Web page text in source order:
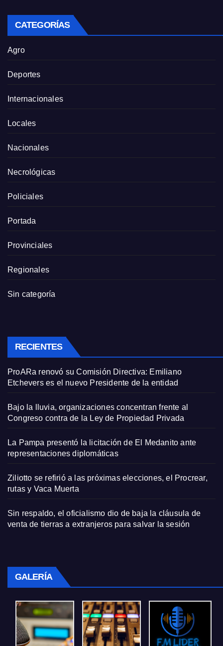
CATEGORÍAS
Agro
Deportes
Internacionales
Locales
Nacionales
Necrológicas
Policiales
Portada
Provinciales
Regionales
Sin categoría
RECIENTES
ProARa renovó su Comisión Directiva: Emiliano
Etchevers es el nuevo Presidente de la entidad
Bajo la lluvia, organizaciones concentran frente al
Congreso contra de la Ley de Propiedad Privada
La Pampa presentó la licitación de El Medanito ante
representaciones diplomáticas
Ziliotto se refirió a las próximas elecciones, el Procrear,
rutas y Vaca Muerta
Sin respaldo, el oficialismo dio de baja la cláusula de
venta de tierras a extranjeros para salvar la sesión
GALERÍA